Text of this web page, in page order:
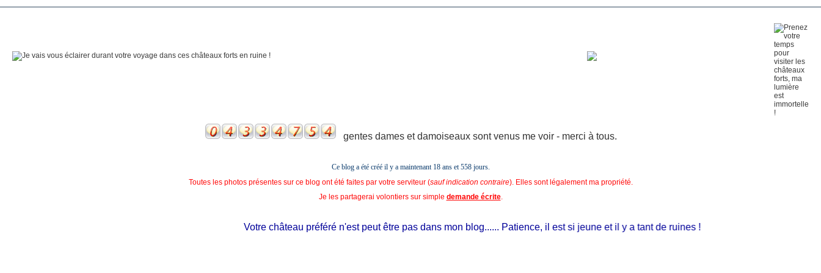
gentes dames et damoiseaux sont venus me voir - merci à tous.
Ce blog a été créé il y a maintenant 18 ans et558 jours.
Toutes les photos présentes sur ce blog ont été faites par votre serviteur (sauf indication contraire). Elles sont légalement ma propriété.
Je les partagerai volontiers sur simple demande écrite.
Votre château préféré n'est peut être pas dans mon blog...... Patience, il est si jeune et il y a tant de ruines !